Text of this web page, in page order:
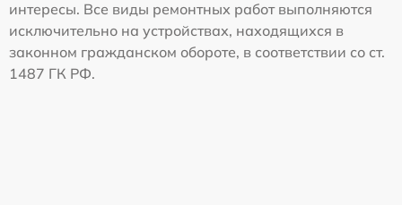
интересы. Все виды ремонтных работ выполняются
исключительно на устройствах, находящихся в
законном гражданском обороте, в соответствии со ст.
1487 ГК РФ.